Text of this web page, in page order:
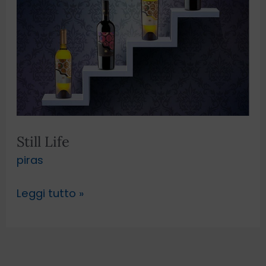
Still Life
piras
Leggi tutto »